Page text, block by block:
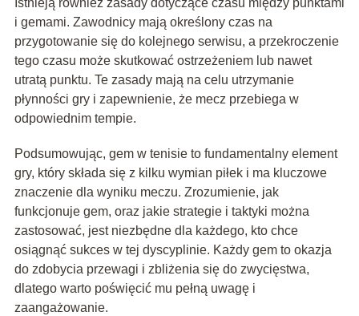
Istnieją również zasady dotyczące czasu między punktami
i gemami. Zawodnicy mają określony czas na
przygotowanie się do kolejnego serwisu, a przekroczenie
tego czasu może skutkować ostrzeżeniem lub nawet
utratą punktu. Te zasady mają na celu utrzymanie
płynności gry i zapewnienie, że mecz przebiega w
odpowiednim tempie.
Podsumowując, gem w tenisie to fundamentalny element
gry, który składa się z kilku wymian piłek i ma kluczowe
znaczenie dla wyniku meczu. Zrozumienie, jak
funkcjonuje gem, oraz jakie strategie i taktyki można
zastosować, jest niezbędne dla każdego, kto chce
osiągnąć sukces w tej dyscyplinie. Każdy gem to okazja
do zdobycia przewagi i zbliżenia się do zwycięstwa,
dlatego warto poświęcić mu pełną uwagę i
zaangażowanie.